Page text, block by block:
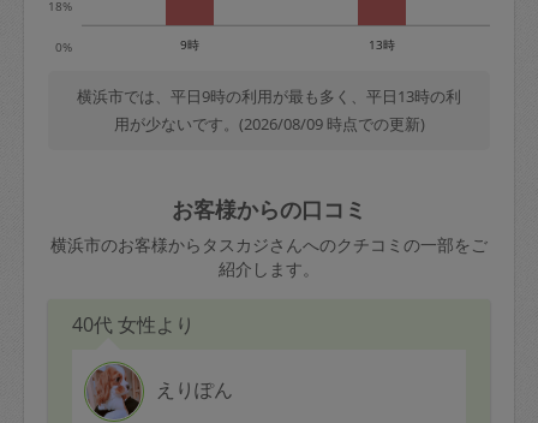
0%
18%
9時 13時
横浜市では、平日9時の利用が最も多く、平日13時の利
用が少ないです。(2026/08/09 時点での更新)
お客様からの口コミ
横浜市のお客様からタスカジさんへのクチコミの一部をご
紹介します。
40代 女性より
えりぽん